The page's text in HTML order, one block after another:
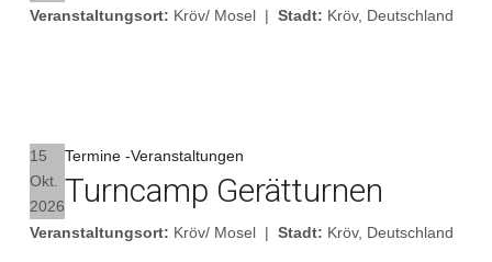
Veranstaltungsort: Kröv/ Mosel | Stadt: Kröv, Deutschland
15
Okt.
2026
Termine -Veranstaltungen
Turncamp Gerätturnen
Veranstaltungsort: Kröv/ Mosel | Stadt: Kröv, Deutschland